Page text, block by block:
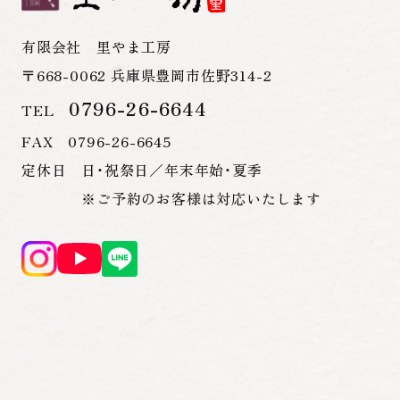
有限会社 里やま工房
〒668-0062 兵庫県豊岡市佐野314-2
TEL 0796-26-6644
FAX 0796-26-6645
定休日 日・祝祭日／年末年始・夏季
※ご予約のお客様は対応いたします